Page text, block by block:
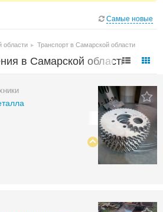
Самые новые
области ▸ Транспорт в Самарской области
в Самарской области